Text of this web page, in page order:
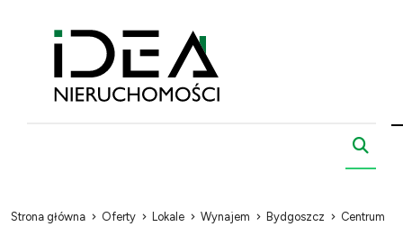
Strona główna Oferty Lokale Wynajem Bydgoszcz Centrum